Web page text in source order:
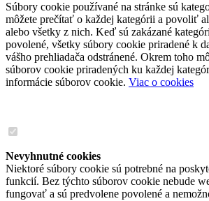
Súbory cookie používané na stránke sú
môžete prečítať o každej kategórii a povoliť
alebo všetky z nich. Keď sú zakázané
povolené, všetky súbory cookie priradené k
vášho prehliadača odstránené. Okrem toho
súborov cookie priradených ku každej
informácie súborov cookie. Viac o cookies
Nevyhnutné cookies
Niektoré súbory cookie sú potrebné na
funkcií. Bez týchto súborov cookie nebude
fungovať a sú predvolene povolené a